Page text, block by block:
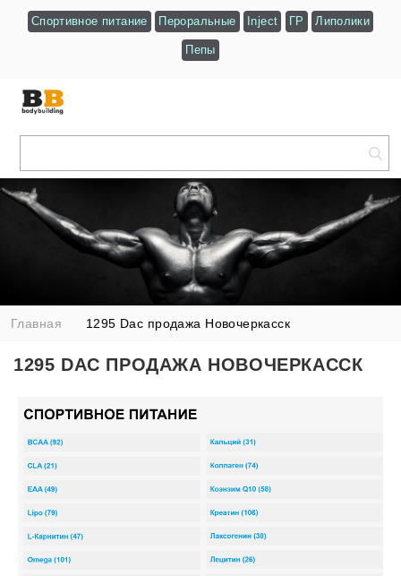
Спортивное питание Пероральные Inject ГР Липолики
Пепы
Главная 1295 Dac продажа Новочеркасск
1295 DAC ПРОДАЖА НОВОЧЕРКАССК